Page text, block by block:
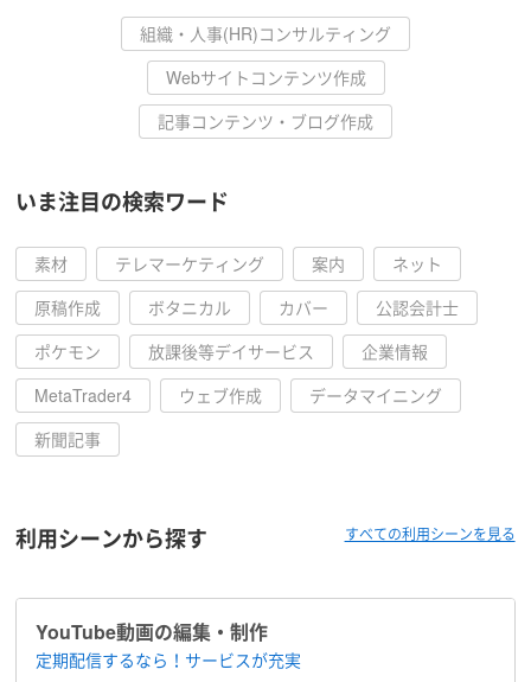
組織・人事(HR)コンサルティング
Webサイトコンテンツ作成
記事コンテンツ・ブログ作成
いま注目の検索ワード
素材 テレマーケティング 案内
ネット
原稿作成
ボタニカル カバー
公認会計士
ポケモン
放課後等デイサービス
企業情報
MetaTrader4
ウェブ作成
データマイニング
新聞記事
利用シーンから探す すべての利用シーンを見る
YouTube動画の編集・制作
定期配信するなら！​サービスが充実